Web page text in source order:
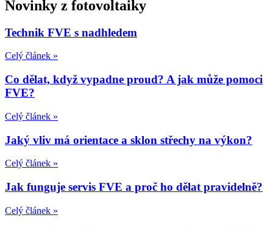
Novinky z fotovoltaiky
Technik FVE s nadhledem
Celý článek »
Co dělat, když vypadne proud? A jak může pomoci
FVE?
Celý článek »
Jaký vliv má orientace a sklon střechy na výkon?
Celý článek »
Jak funguje servis FVE a proč ho dělat pravidelně?
Celý článek »